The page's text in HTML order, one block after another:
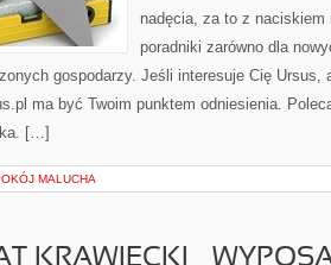
nadęcia, za to z
poradniki zarówno dla
gospodarzy. Jeśli interesuje Cię Ursus,
ma być Twoim punktem odniesienia.
[…]
MALUCHA
KRAWIECKI –